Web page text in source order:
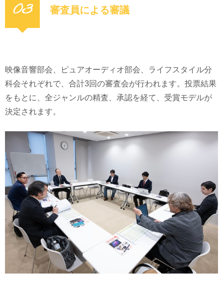
03 審査員による審議
映像音響部会、ピュアオーディオ部会、ライフスタイル分
科会それぞれで、合計3回の審査会が行われます。投票結果
をもとに、全ジャンルの精査、承認を経て、受賞モデルが
決定されます。